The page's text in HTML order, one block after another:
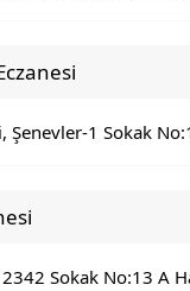
Şenevler-1 Sokak
Sokak No:13 A